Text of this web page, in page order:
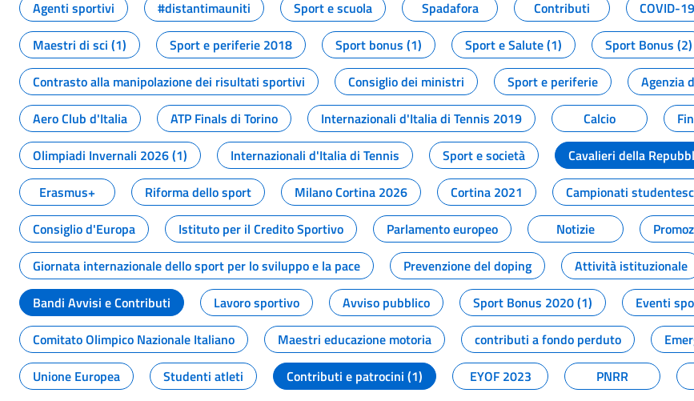
Agenti sportivi
#distantimauniti Sport e scuola Spadafora Contributi COVID-
Maestri di sci (1)
Sport e periferie 2018 Sport bonus (1) Sport e Salute (1) Sport Bonus (2)
Contrasto alla manipolazione dei risultati sportivi
Consiglio dei ministri Sport e periferie Agenzia
Aero Club d'Italia
ATP Finals di Torino Internazionali d'Italia di Tennis 2019 Calcio
Olimpiadi Invernali 2026 (1)
Internazionali d'Italia di Tennis Sport e società Cavalieri della
Erasmus+
Riforma dello sport Milano Cortina 2026 Cortina 2021 Campionati
Consiglio d'Europa
Istituto per il Credito Sportivo Parlamento europeo Notizie
Giornata internazionale dello sport per lo sviluppo e la pace
Prevenzione del doping Attività istituzionale
Bandi Avvisi e Contributi
Lavoro sportivo Avviso pubblico Sport Bonus 2020 (1) Eventi
Comitato Olimpico Nazionale Italiano
Maestri educazione motoria contributi a fondo perduto
Unione Europea
Studenti atleti Contributi e patrocini (1) EYOF 2023 PNRR